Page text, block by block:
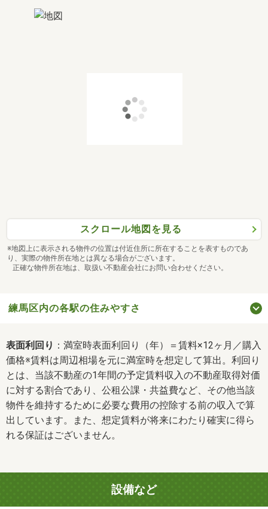
スクロール地図を見る
※地図上に表示される物件の位置は付近住所に所在することを表すものであ
り、実際の物件所在地とは異なる場合がございます。
正確な物件所在地は、取扱い不動産会社にお問い合わせください。
練馬区内の各駅の住みやすさ
表面利回り ：満室時表面利回り（年）＝賃料×12ヶ月／購入
価格※賃料は周辺相場を元に満室時を想定して算出。利回り
とは、当該不動産の1年間の予定賃料収入の不動産取得対価
に対する割合であり、公租公課・共益費など、その他当該
物件を維持するために必要な費用の控除する前の収入で算
出しています。また、想定賃料が将来にわたり確実に得ら
れる保証はございません。
設備など